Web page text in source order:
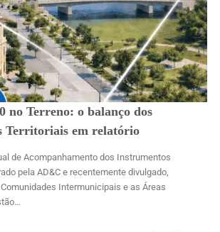
no Terreno: o balanço dos
Territoriais em relatório
de Acompanhamento dos Instrumentos
pela AD&C e recentemente divulgado,
Intermunicipais e as Áreas